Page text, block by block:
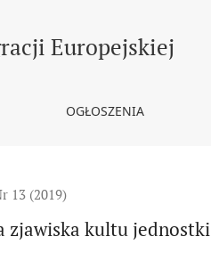
Europejskiej
OGŁOSZENIA
13 (2019)
zjawiska kultu jednostki